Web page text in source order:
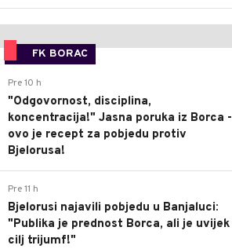
FK BORAC
Pre 10 h
"Odgovornost, disciplina,
koncentracija!" Jasna poruka iz Borca -
ovo je recept za pobjedu protiv
Bjelorusa!
Pre 11 h
Bjelorusi najavili pobjedu u Banjaluci:
"Publika je prednost Borca, ali je uvijek
cilj trijumf!"